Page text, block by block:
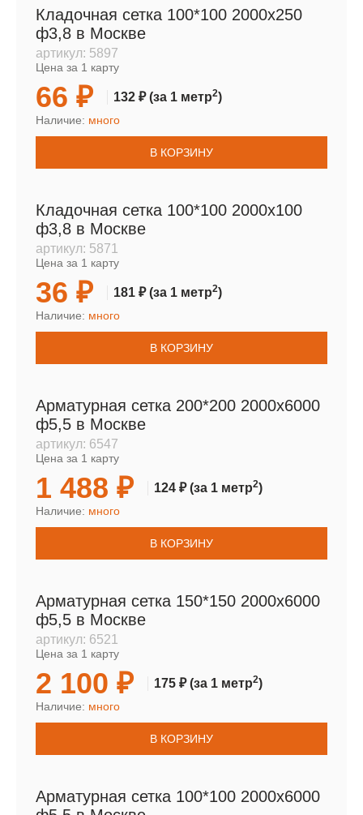
Кладочная сетка 100*100 2000х250
ф3,8 в Москве
артикул: 5897
Цена за 1 карту
66 ₽ 132 ₽(за 1 метр2)
Наличие: много
В КОРЗИНУ
Кладочная сетка 100*100 2000х100
ф3,8 в Москве
артикул: 5871
Цена за 1 карту
36 ₽ 181 ₽(за 1 метр2)
Наличие: много
В КОРЗИНУ
Арматурная сетка 200*200 2000х6000
ф5,5 в Москве
артикул: 6547
Цена за 1 карту
1 488 ₽ 124 ₽(за 1 метр2)
Наличие: много
В КОРЗИНУ
Арматурная сетка 150*150 2000х6000
ф5,5 в Москве
артикул: 6521
Цена за 1 карту
2 100 ₽ 175 ₽(за 1 метр2)
Наличие: много
В КОРЗИНУ
Арматурная сетка 100*100 2000х6000